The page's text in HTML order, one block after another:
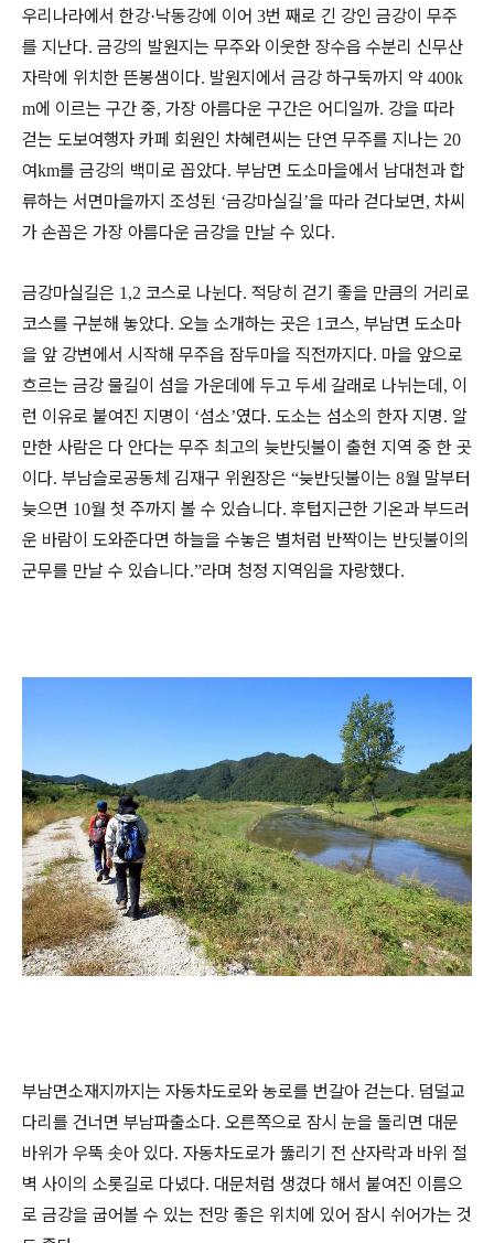
우리나라에서 한강·낙동강에 이어 3번 째로 긴 강인 금강이 무주
를 지난다. 금강의 발원지는 무주와 이웃한 장수읍 수분리 신무산
자락에 위치한 뜬봉샘이다. 발원지에서 금강 하구둑까지 약 400k
m에 이르는 구간 중, 가장 아름다운 구간은 어디일까. 강을 따라
걷는 도보여행자 카페 회원인 차혜련씨는 단연 무주를 지나는 20
여km를 금강의 백미로 꼽았다. 부남면 도소마을에서 남대천과 합
류하는 서면마을까지 조성된 ‘금강마실길’을 따라 걷다보면, 차씨
가 손꼽은 가장 아름다운 금강을 만날 수 있다.
금강마실길은 1,2 코스로 나뉜다. 적당히 걷기 좋을 만큼의 거리로
코스를 구분해 놓았다. 오늘 소개하는 곳은 1 코스, 부남면 도소마
을 앞 강변에서 시작해 무주읍 잠두마을 직전까지다. 마을 앞으로
흐르는 금강 물길이 섬을 가운데에 두고 두세 갈래로 나뉘는데 , 이
런 이유로 붙여진 지명이
‘섬소’였다. 도소는 섬소의 한자 지명. 알
만한 사람은 다 안다는 무주 최고의 늦반딧불이 출현 지역 중 한 곳
이다. 부남슬로공동체 김재구 위원장은 “늦반딧불이는 8월 말부터
늦으면 10월 첫 주까지 볼 수 있습니다. 후텁지근한 기온과 부드러
운 바람이 도와준다면 하늘을 수놓은 별처럼 반짝이는 반딧불이의
군무를 만날 수 있습니다.”라며 청정 지역임을 자랑했다.
부남면소재지까지는 자동차도로와 농로를 번갈아 걷는다. 덤덜교
다리를 건너면 부남파출소다. 오른쪽으로 잠시 눈을 돌리면 대문
바위가 우뚝 솟아 있다. 자동차도로가 뚫리기 전 산자락과 바위 절
벽 사이의 소롯길로 다녔다. 대문처럼 생겼다 해서 붙여진 이름으
로 금강을 굽어볼 수 있는 전망 좋은 위치에 있어 잠시 쉬어가는 것